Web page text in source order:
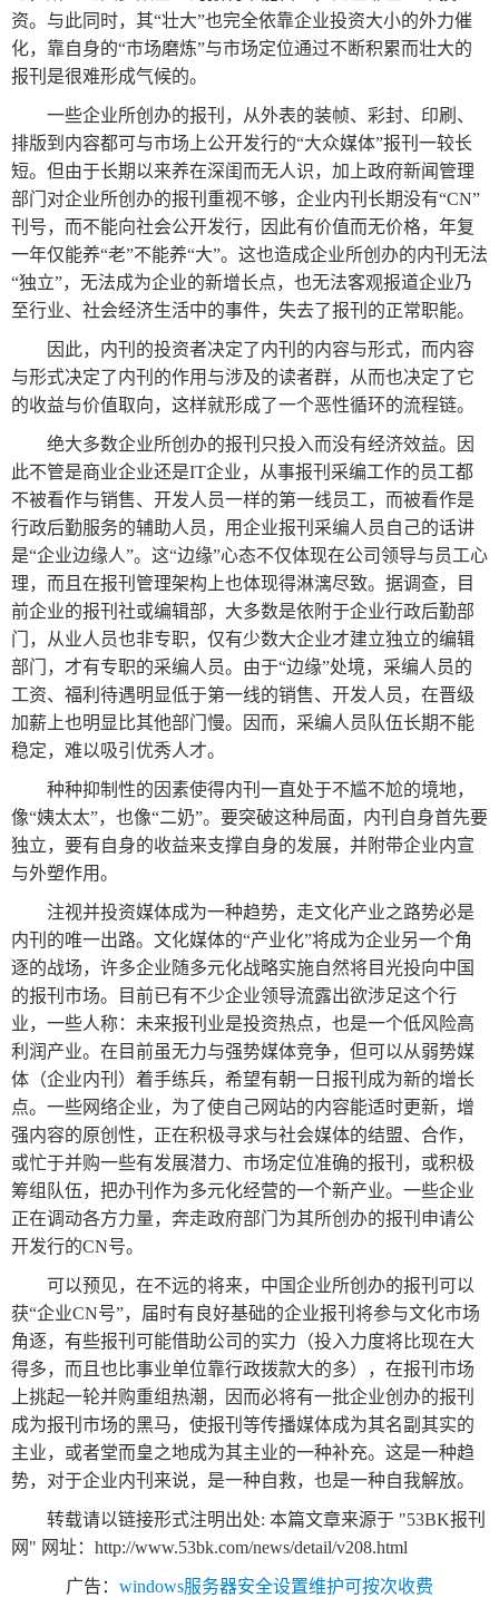
资。与此同时，其“壮大”也完全依靠企业投资大小的外力催
化，靠自身的“市场磨炼”与市场定位通过不断积累而壮大的
报刊是很难形成气候的。
一些企业所创办的报刊，从外表的装帧、彩封、印刷、
排版到内容都可与市场上公开发行的“大众媒体”报刊一较长
短。但由于长期以来养在深闺而无人识，加上政府新闻管理
部门对企业所创办的报刊重视不够，企业内刊长期没有“CN”
刊号，而不能向社会公开发行，因此有价值而无价格，年复
一年仅能养“老”不能养“大”。这也造成企业所创办的内刊无法
“独立”，无法成为企业的新增长点，也无法客观报道企业乃
至行业、社会经济生活中的事件，失去了报刊的正常职能。
因此，内刊的投资者决定了内刊的内容与形式，而内容
与形式决定了内刊的作用与涉及的读者群，从而也决定了它
的收益与价值取向，这样就形成了一个恶性循环的流程链。
绝大多数企业所创办的报刊只投入而没有经济效益。因
此不管是商业企业还是IT企业，从事报刊采编工作的员工都
不被看作与销售、开发人员一样的第一线员工，而被看作是
行政后勤服务的辅助人员，用企业报刊采编人员自己的话讲
是“企业边缘人”。这“边缘”心态不仅体现在公司领导与员工心
理，而且在报刊管理架构上也体现得淋漓尽致。据调查，目
前企业的报刊社或编辑部，大多数是依附于企业行政后勤部
门，从业人员也非专职，仅有少数大企业才建立独立的编辑
部门，才有专职的采编人员。由于“边缘”处境，采编人员的
工资、福利待遇明显低于第一线的销售、开发人员，在晋级
加薪上也明显比其他部门慢。因而，采编人员队伍长期不能
稳定，难以吸引优秀人才。
种种抑制性的因素使得内刊一直处于不尴不尬的境地，
像“姨太太”，也像“二奶”。要突破这种局面，内刊自身首先要
独立，要有自身的收益来支撑自身的发展，并附带企业内宣
与外塑作用。
注视并投资媒体成为一种趋势，走文化产业之路势必是
内刊的唯一出路。文化媒体的“产业化”将成为企业另一个角
逐的战场，许多企业随多元化战略实施自然将目光投向中国
的报刊市场。目前已有不少企业领导流露出欲涉足这个行
业，一些人称：未来报刊业是投资热点，也是一个低风险高
利润产业。在目前虽无力与强势媒体竞争，但可以从弱势媒
体（企业内刊）着手练兵，希望有朝一日报刊成为新的增长
点。一些网络企业，为了使自己网站的内容能适时更新，增
强内容的原创性，正在积极寻求与社会媒体的结盟、合作，
或忙于并购一些有发展潜力、市场定位准确的报刊，或积极
筹组队伍，把办刊作为多元化经营的一个新产业。一些企业
正在调动各方力量，奔走政府部门为其所创办的报刊申请公
开发行的CN号。
可以预见，在不远的将来，中国企业所创办的报刊可以
获“企业CN号”，届时有良好基础的企业报刊将参与文化市场
角逐，有些报刊可能借助公司的实力（投入力度将比现在大
得多，而且也比事业单位靠行政拨款大的多），在报刊市场
上挑起一轮并购重组热潮，因而必将有一批企业创办的报刊
成为报刊市场的黑马，使报刊等传播媒体成为其名副其实的
主业，或者堂而皇之地成为其主业的一种补充。这是一种趋
势，对于企业内刊来说，是一种自救，也是一种自我解放。
转载请以链接形式注明出处: 本篇文章来源于 "53BK报刊
网" 网址： http://www.53bk.com/news/detail/v208.html
广告： windows服务器安全设置维护可按次收费